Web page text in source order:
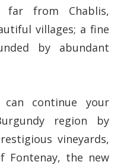
far from Chablis,
villages; a fine
by abundant
continue your
region by
vineyards,
Fontenay, the new